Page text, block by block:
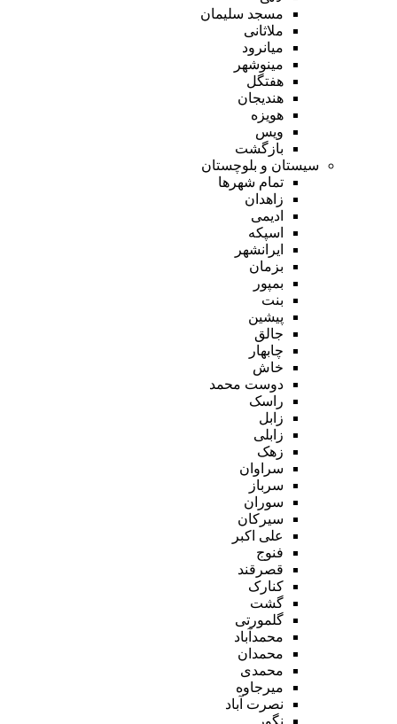
مسجد سلیمان
ملاثانی
میانرود
مینوشهر
هفتگل
هندیجان
هویزه
ویس
بازگشت
سیستان و بلوچستان
تمام شهر‌ها
زاهدان
ادیمی
اسپکه
ایرانشهر
بزمان
بمپور
بنت
پیشین
جالق
چابهار
خاش
دوست محمد
راسک
زابل
زابلی
زهک
سراوان
سرباز
سوران
سیرکان
علی اکبر
فنوج
قصرقند
کنارک
گشت
گلمورتی
محمدآباد
محمدان
محمدی
میرجاوه
نصرت آباد
نگور